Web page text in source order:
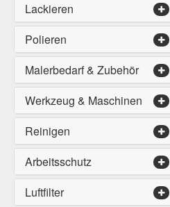
Lackieren
Polieren
Malerbedarf & Zubehör
Werkzeug & Maschinen
Reinigen
Arbeitsschutz
Luftfilter